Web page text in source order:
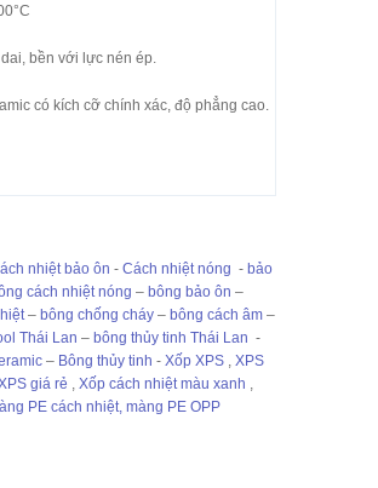
bền với lực nén ép.
có kích cỡ chính xác, độ phẳng cao.
nhiệt bảo ôn - Cách nhiệt nóng - bảo
cách nhiệt nóng – bông bảo ôn –
– bông chống cháy – bông cách âm –
Thái Lan – bông thủy tinh Thái Lan -
– Bông thủy tinh - Xốp XPS , XPS
giá rẻ , Xốp cách nhiệt màu xanh ,
PE cách nhiệt, màng PE OPP